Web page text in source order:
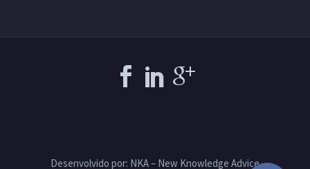
Desenvolvido por: NKA – New Knowledge Advice